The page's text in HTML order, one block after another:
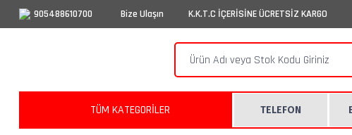
905488610700 Bize Ulaşın K.K.T.C İÇERİSİNE ÜCRETSİZ KARGO
TÜM KATEGORİLER TELEFON